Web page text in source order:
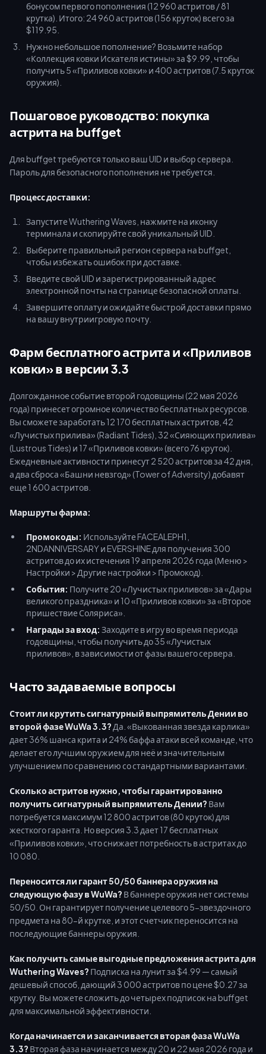
бонусом первого пополнения (12 960 астритов / 81
крутка). Итого: 24 960 астритов (156 круток) всего за
$119.95.
Нужно небольшое пополнение? Возьмите набор
«Коллекция ковки Искателя истины» за $9.99, чтобы
получить 5 «Приливов ковки» и 400 астритов (7.5 круток
оружия).
Пошаговое руководство: покупка
астрита на buffget
Для buffget требуются только ваш UID и выбор сервера.
Пароль для безопасного пополнения не требуется.
Процесс доставки:
Запустите Wuthering Waves, нажмите на иконку
терминала и скопируйте свой уникальный UID.
Выберите правильный регион сервера на buffget,
чтобы избежать ошибок при доставке.
Введите свой UID и зарегистрированный адрес
электронной почты на странице безопасной оплаты.
Завершите оплату и ожидайте быстрой доставки прямо
на вашу внутриигровую почту.
Фарм бесплатного астрита и «Приливов
ковки» в версии 3.3
Долгожданное событие второй годовщины (22 мая 2026
года) принесет огромное количество бесплатных ресурсов.
Вы сможете заработать 12 170 бесплатных астритов, 42
«Лучистых прилива» (Radiant Tides), 32 «Сияющих прилива»
(Lustrous Tides) и 17 «Приливов ковки» (всего 76 круток).
Ежедневные активности принесут 2 520 астритов за 42 дня,
а два сброса «Башни невзгод» (Tower of Adversity) добавят
еще 1 600 астритов.
Маршруты фарма:
Промокоды: Используйте FACEALEPH1,
2NDANNIVERSARY и EVERSHINE для получения 300
астритов до их истечения 19 апреля 2026 года (Меню >
Настройки > Другие настройки > Промокод).
События: Получите 20 «Лучистых приливов» за «Дары
великого праздника» и 10 «Приливов ковки» за «Второе
пришествие Соляриса».
Награды за вход: Заходите в игру во время периода
годовщины, чтобы получить до 35 «Лучистых
приливов», в зависимости от фазы вашего сервера.
Часто задаваемые вопросы
Стоит ли крутить сигнатурный выпрямитель Дении во
второй фазе WuWa 3.3? Да. «Выкованная звезда карлика»
дает 36% шанса крита и 24% баффа атаки всей команде, что
делает его лучшим оружием для неё и значительным
улучшением по сравнению со стандартными вариантами.
Сколько астритов нужно, чтобы гарантированно
получить сигнатурный выпрямитель Дении? Вам
потребуется максимум 12 800 астритов (80 круток) для
жесткого гаранта. Но версия 3.3 дает 17 бесплатных
«Приливов ковки», что снижает потребность в астритах до
10 080.
Переносится ли гарант 50/50 баннера оружия на
следующую фазу в WuWa? В баннере оружия нет системы
50/50. Он гарантирует получение целевого 5-звездочного
предмета на 80-й крутке, и этот счетчик переносится на
последующие баннеры оружия.
Как получить самые выгодные предложения астрита для
Wuthering Waves? Подписка на лунит за $4.99 — самый
дешевый способ, дающий 3 000 астритов по цене $0.27 за
крутку. Вы можете сложить до четырех подписок на buffget
для максимальной эффективности.
Когда начинается и заканчивается вторая фаза WuWa
3.3? Вторая фаза начинается между 20 и 22 мая 2026 года и